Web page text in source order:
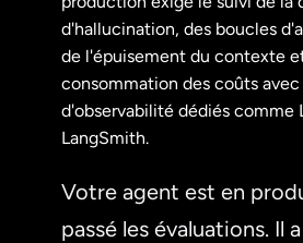
d'hallucination, des boucles
de l'épuisement du contexte
consommation des coûts
d'observabilité dédiés comme
LangSmith.
Votre agent est en
passé les évaluations. Il